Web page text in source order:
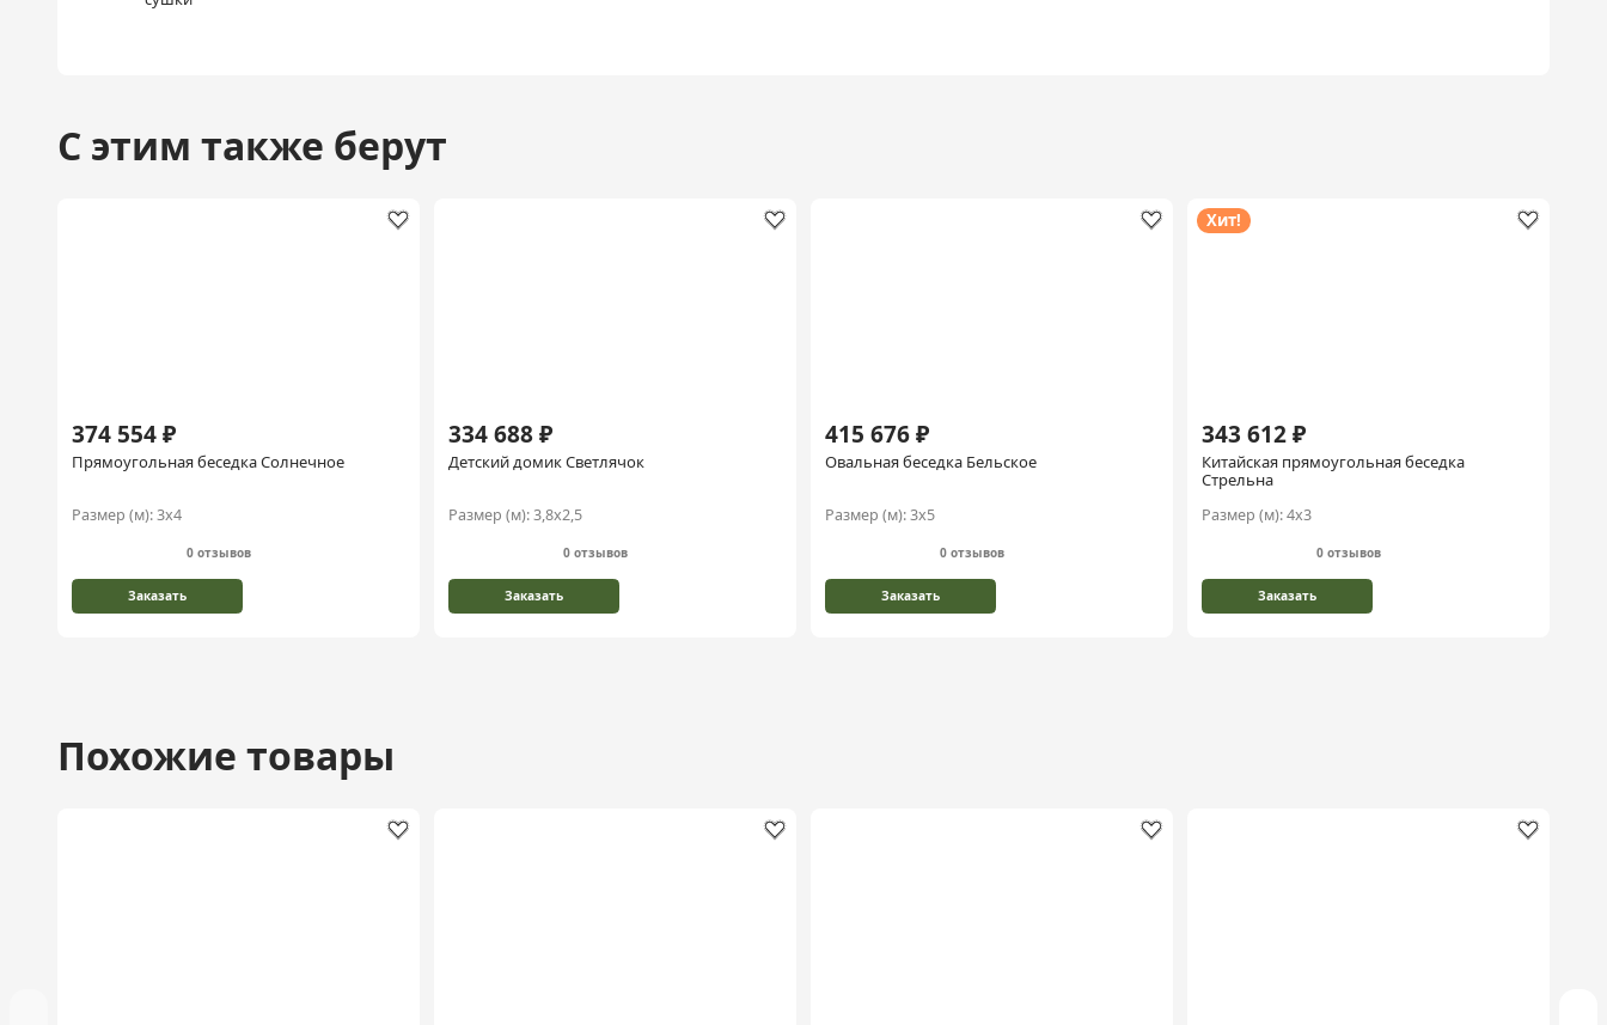
С этим также берут
374 554 ₽
Прямоугольная беседка Солнечное
Размер (м):3х4
0 отзывов
Заказать
334 688 ₽
Детский домик Светлячок
Размер (м):3,8х2,5
0 отзывов
Заказать
415 676 ₽
Овальная беседка Бельское
Размер (м):3х5
0 отзывов
Заказать
Хит!
343 612 ₽
Китайская прямоугольная беседка
Стрельна
Размер (м):4х3
0 отзывов
Заказать
Похожие товары